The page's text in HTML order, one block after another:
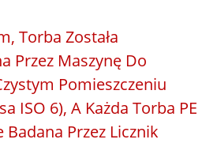
Torba Została
Przez Maszynę Do
Pomieszczeniu
ISO 6), A Każda Torba PE
Badana Przez Licznik